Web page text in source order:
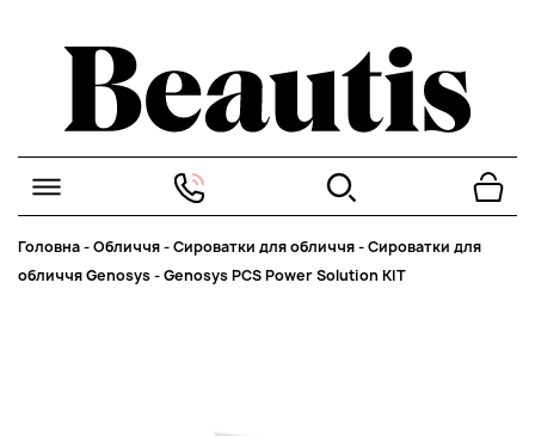
Головна-Обличчя-Сироватки для обличчя-Сироватки для
обличчя Genosys-Genosys PCS Power Solution KIT